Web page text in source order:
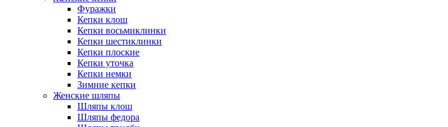
Фуражки
Кепки клош
Кепки восьмиклинки
Кепки шестиклинки
Кепки плоские
Кепки уточка
Кепки немки
Зимние кепки
Женские шляпы
Шляпы клош
Шляпы федора